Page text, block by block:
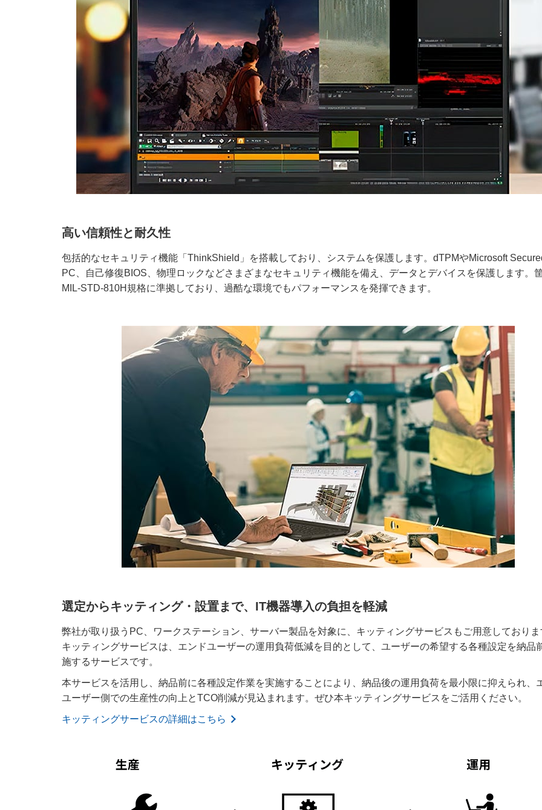
高い信頼性と耐久性
包括的なセキュリティ機能「ThinkShield」を搭載しており、システムを保護します。dTPMやMicrosoft
PC、自己修復BIOS、物理ロックなどさまざまなセキュリティ機能を備え、データとデバイスを保護します。
MIL-STD-810H規格に準拠しており、過酷な環境でもパフォーマンスを発揮できます。
選定からキッティング・設置まで、IT機器導入の負担を軽減
弊社が取り扱うPC、ワークステーション、サーバー製品を対象に、キッティングサービスもご用意しており
キッティングサービスは、エンドユーザーの運用負荷低減を目的として、ユーザーの希望する各種設定を納品
施するサービスです。
本サービスを活用し、納品前に各種設定作業を実施することにより、納品後の運用負荷を最小限に抑えられ、
ユーザー側での生産性の向上とTCO削減が見込まれます。ぜひ本キッティングサービスをご活用ください。
キッティングサービスの詳細はこちら